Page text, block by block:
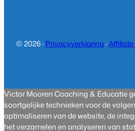
© 2026 ·Privacyverklaring·
Victor Mooren Coaching & Educatie
soortgelijke technieken voor de
optimaliseren van de website, de
het verzamelen en analyseren van